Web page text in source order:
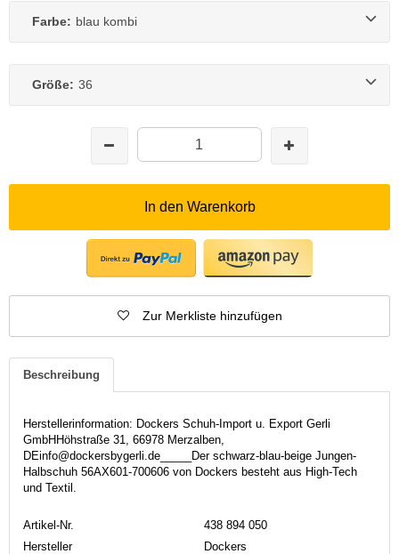
Farbe: blau kombi
Größe: 36
In den Warenkorb
Zur Merkliste hinzufügen
Beschreibung
Herstellerinformation: Dockers Schuh-Import u. Export Gerli
GmbHHöhstraße 31, 66978 Merzalben,
DEinfo@dockersbygerli.de_____Der schwarz-blau-beige Jungen-
Halbschuh 56AX601-700606 von Dockers besteht aus High-Tech
und Textil.
Artikel-Nr.
438 894 050
Hersteller
Dockers